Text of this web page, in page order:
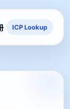
ICP Lookup